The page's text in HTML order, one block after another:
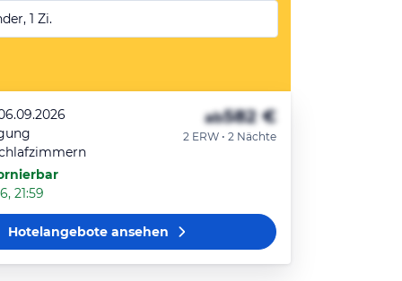
1 Zi.
21:59
ab582 €
2 ERW • 2 Nächte
Hotelangeboteansehen